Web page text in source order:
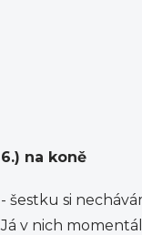
6.) na koně
- šestku si
Já v nich